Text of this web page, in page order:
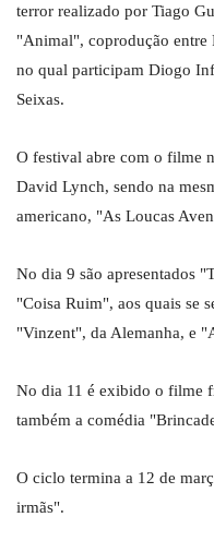
terror realizado por Tiago
"Animal", coprodução entre
no qual participam Diogo
Seixas.
O festival abre com o filme
David Lynch, sendo na
americano, "As Loucas
No dia 9 são apresentados
"Coisa Ruim", aos quais se
"Vinzent", da Alemanha, e
No dia 11 é exibido o filme
também a comédia
O ciclo termina a 12 de
irmãs".